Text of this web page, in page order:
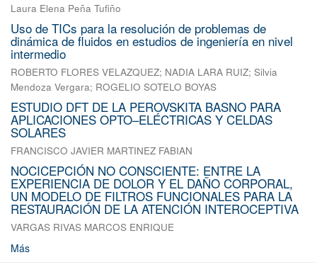
Laura Elena Peña Tufiño
Uso de TICs para la resolución de problemas de
dinámica de fluidos en estudios de ingeniería en nivel
intermedio
ROBERTO FLORES VELAZQUEZ; NADIA LARA RUIZ; Silvia
Mendoza Vergara; ROGELIO SOTELO BOYAS
ESTUDIO DFT DE LA PEROVSKITA BASNO PARA
APLICACIONES OPTO–ELÉCTRICAS Y CELDAS
SOLARES
FRANCISCO JAVIER MARTINEZ FABIAN
NOCICEPCIÓN NO CONSCIENTE: ENTRE LA
EXPERIENCIA DE DOLOR Y EL DAÑO CORPORAL,
UN MODELO DE FILTROS FUNCIONALES PARA LA
RESTAURACIÓN DE LA ATENCIÓN INTEROCEPTIVA
VARGAS RIVAS MARCOS ENRIQUE
Más